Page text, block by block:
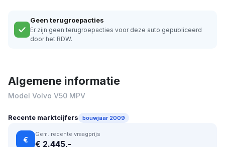
Geen terugroepacties
Er zijn geen terugroepacties voor deze auto gepubliceerd
door het RDW.
Algemene informatie
Model Volvo V50 MPV
Recente marktcijfers bouwjaar 2009
€
Gem. recente vraagprijs
€ 2.445,-